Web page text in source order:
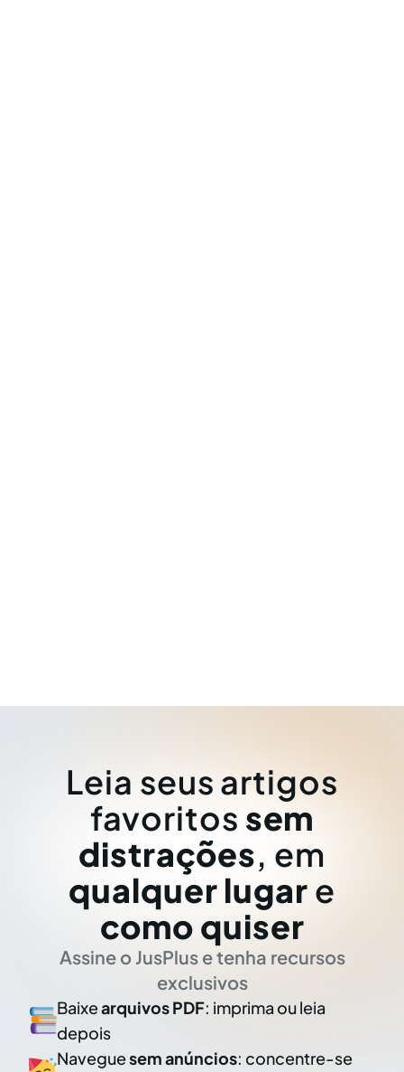
Leia seus artigos
favoritos sem
distrações, em
qualquer lugar e
como quiser
Assine o JusPlus e tenha recursos
exclusivos
Baixearquivos PDF: imprima ou leia
depois
Naveguesem anúncios: concentre-se